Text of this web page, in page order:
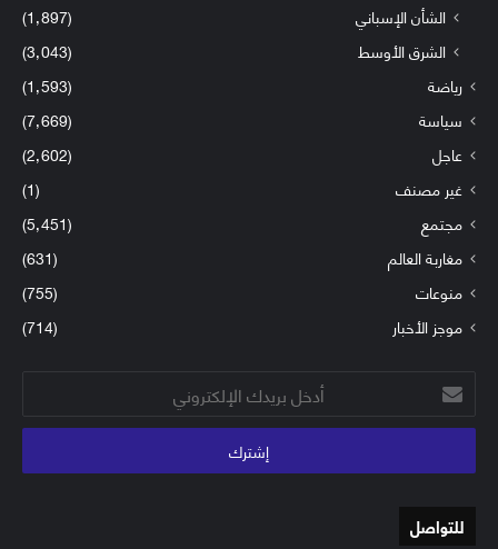
الشأن الإسباني
(1٬897)
الشرق الأوسط
(3٬043)
رياضة
(1٬593)
سياسة
(7٬669)
عاجل
(2٬602)
غير مصنف
(1)
مجتمع
(5٬451)
مغاربة العالم
(631)
منوعات
(755)
موجز الأخبار
(714)
أدخل
بريدك
الإلكتروني
للتواصل